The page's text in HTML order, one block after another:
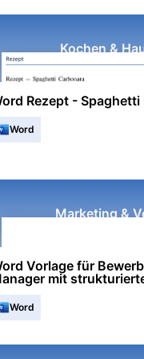
Kochen &
Rezept - Spaghetti
Word
Marketing &
Vorlage für
mit
Word